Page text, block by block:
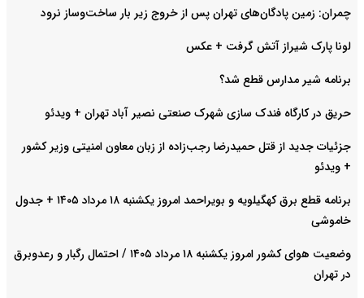
چمران: زمین پادگان‌های تهران پس از خروج زیر بار ساخت‌وساز نرود
لونا پارک شیراز آتش گرفت + عکس
برنامه شیر مدارس قطع شد؟
حریق در کارگاه فندک سازی شهرک صنعتی نصیر آباد تهران + ویدئو
جزئیات جدید از قتل حمیدرضا رجب‌زاده از زبان معاون امنیتی وزیر کشور
+ ویدئو
برنامه قطع برق کهگیلویه و بویراحمد امروز یکشنبه ۱۸ مرداد ۱۴۰۵ + جدول
خاموشی
وضعیت هوای کشور امروز یکشنبه ۱۸ مرداد ۱۴۰۵ / احتمال رگبار و رعدوبرق
در تهران